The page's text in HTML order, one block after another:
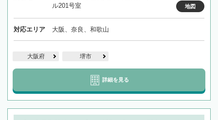
ル201号室
地図
対応エリア 大阪、奈良、和歌山
大阪府 堺市
詳細を見る